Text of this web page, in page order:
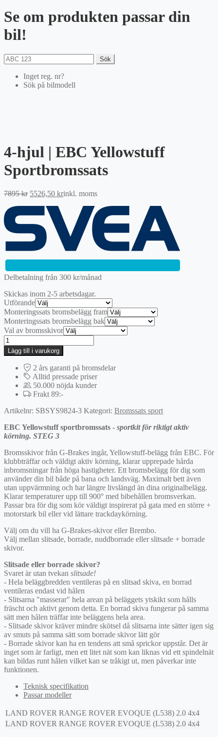
Se om produkten passar din
bil!
Sök
Inget reg. nr?
Sök på bilmodell
4-hjul | EBC Yellowstuff
Sportbromssats
7895kr Det
7895 kr.
5526,50 krDet
är:
5526,50 kr.
inkl. moms
Delbetalning från 300 kr/månad
Skickas inom 2-5 arbetsdagar.
Utförande
Monteringssats bromsbelägg fram
Monteringssats bromsbelägg bak
Val av bromsskivor
4-
hjul
|
EBC
Yellowstuff
Sportbromssats
mängd
Lägg till i varukorg
2 års garanti på bromsdelar
Alltid pressade priser
50.000 nöjda kunder
Frakt 89:-
Artikelnr: SBSYS9824-3 Kategori: Bromssats sport
EBC Yellowstuff sportbromssats - sportkit för riktigt aktiv
körning. STEG 3
Bromsskivor från G-Brakes ingår, Yellowstuff-belägg från EBC. För
klubbträffar och väldigt aktiv körning, klarar upprepade hårda
inbromsningar från höga hastigheter. Ett bromsbelägg för dig som
använder din bil både på bana och landsväg. Maximalt bett även
utan uppvärmning och har längre livslängd än dina originalbelägg.
Klarar temperaturer upp till 900° med bibehållen bromsverkan.
Passar bra för dig som kör väldigt inspirerat på gata med en större +
motorstark bil eller vid lättare trackdaykörning.
Välj om du vill ha G-Brakes-skivor eller Brembo.
Välj mellan slitsade, borrade, nuddborrade eller slitsade + borrade
skivor.
Slitsade eller borrade skivor?
Svaret är utan tvekan slitsade!
- Hela beläggbredden ventileras på en slitsad skiva, en borrad
ventileras endast vid hålen
- Slitsarna "masserar" hela arean på beläggets ytskikt som hålls
fräscht och aktivt genom detta. En borrad skiva fungerar på samma
sätt men hålen träffar inte beläggens hela area.
- Slitsade skivor kräver mindre skötsel då slitsarna inte sätter igen sig
av smuts på samma sätt som borrade skivor lätt gör
- Borrade skivor kan ha en tendens att små sprickor uppstår. Det är
inget som är farligt, men ett litet nät som kan liknas vid ett spindelnät
kan bildas runt hålen vilket kan se tråkigt ut, men påverkar inte
funktionen.
Teknisk specifikation
Passar modeller
LAND ROVER RANGE ROVER EVOQUE (L538) 2.0 4x4
LAND ROVER RANGE ROVER EVOQUE (L538) 2.0 4x4